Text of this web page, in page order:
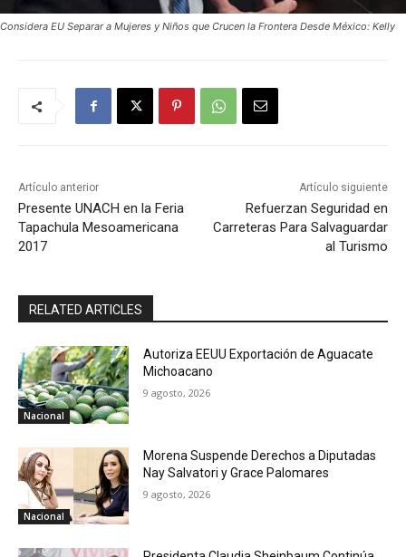
Considera EU Separar a Mujeres y Niños que Crucen la Frontera Desde México: Kelly
Artículo anterior
Presente UNACH en la Feria
Tapachula Mesoamericana
2017
Artículo siguiente
Refuerzan Seguridad en
Carreteras Para Salvaguardar
al Turismo
RELATED ARTICLES
Nacional
Autoriza EEUU Exportación de Aguacate
Michoacano
9 agosto, 2026
Nacional
Morena Suspende Derechos a Diputadas
Nay Salvatori y Grace Palomares
9 agosto, 2026